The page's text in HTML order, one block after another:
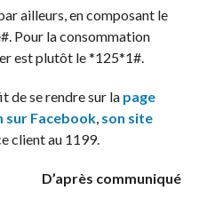
ailleurs, en composant le
Pour la consommation
est plutôt le *125*1#.
de se rendre sur la page
sur Facebook, son site
client au 1199.
D’après communiqué